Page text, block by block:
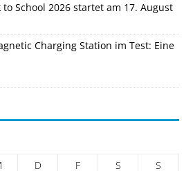
School 2026 startet am 17. August
Charging Station im Test: Eine
D F S S